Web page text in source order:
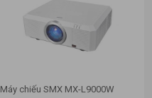
Máy chiếu SMX MX-L9000W